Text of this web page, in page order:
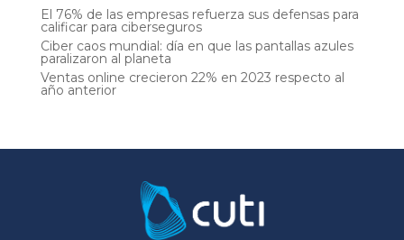
El 76% de las empresas refuerza sus defensas para
calificar para ciberseguros
Ciber caos mundial: día en que las pantallas azules
paralizaron al planeta
Ventas online crecieron 22% en 2023 respecto al
año anterior